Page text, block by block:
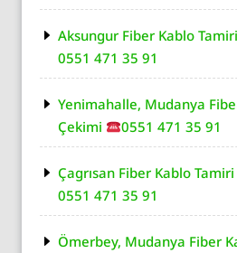
Aksungur Fiber Kablo
0551 471 35 91
Yenimahalle, Mudanya
Çekimi
0551 471 35 91
Çagrısan Fiber Kablo
0551 471 35 91
Ömerbey, Mudanya Fiber